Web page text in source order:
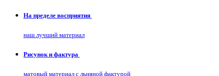
На пределе восприятия
наш лучший материал
Рисунок и фактура
матовый материал с льняной фактурой